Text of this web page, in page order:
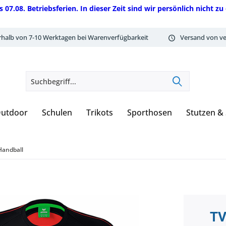
07.08. Betriebsferien. In dieser Zeit sind wir persönlich nicht
von 7-10 Werktagen bei Warenverfügbarkeit Versand von
Schulen Trikots Sporthosen Stutzen &